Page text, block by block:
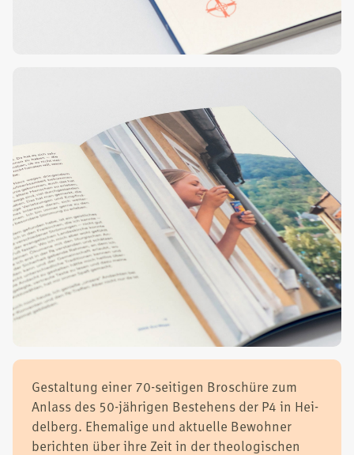
Gestal­tung einer 70-sei­ti­gen Bro­schü­re zum
Anlass des 50-jäh­ri­gen Bestehens der P4 in Hei­
del­berg. Ehe­ma­li­ge und aktu­el­le Bewoh­ner
berich­ten über ihre Zeit in der theo­lo­gi­schen